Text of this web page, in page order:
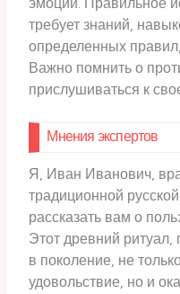
требует знаний,
определенных правил,
Важно помнить о
прислушиваться к
Мнения экспертов
Я, Иван Иванович,
традиционной
рассказать вам о
Этот древний
в поколение, не
удовольствие, но и